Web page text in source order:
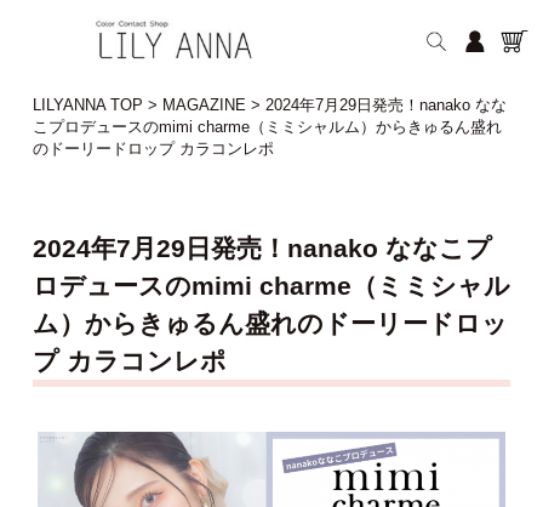
LILYANNA TOP > MAGAZINE> 2024年7月29日発売！nanako なな
こプロデュースのmimi charme（ミミシャルム）からきゅるん盛れ
のドーリードロップ カラコンレポ
2024年7月29日発売！nanako ななこプ
ロデュースのmimi charme（ミミシャル
ム）からきゅるん盛れのドーリードロッ
プ カラコンレポ